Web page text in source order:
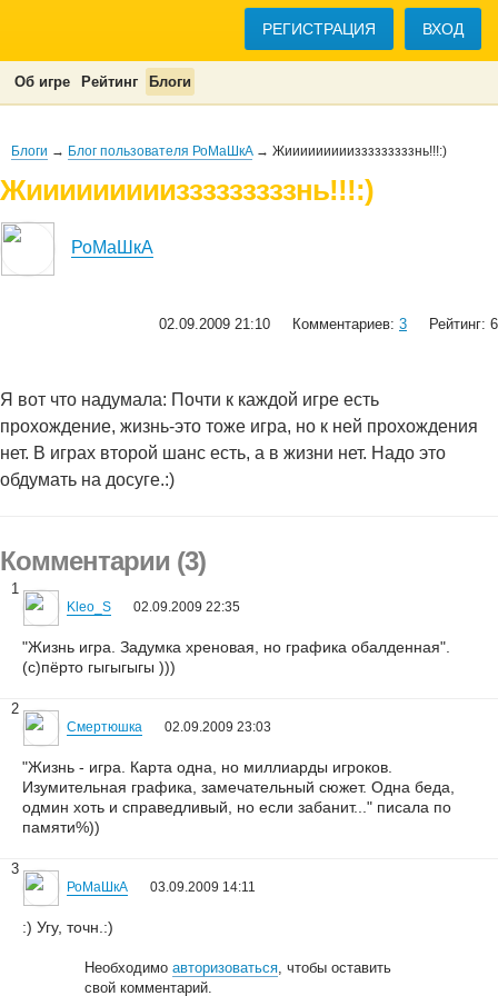
РЕГИСТРАЦИЯ ВХОД
Об игре Рейтинг Блоги
Блоги → Блог пользователя РоМаШкA→ Жииииииииизззззззззнь!!!:)
Жииииииииизззззззззнь!!!:)
РоМаШкA
02.09.2009 21:10 Комментариев: 3 Рейтинг: 6
Я вот что надумала: Почти к каждой игре есть
прохождение, жизнь-это тоже игра, но к ней прохождения
нет. В играх второй шанс есть, а в жизни нет. Надо это
обдумать на досуге.:)
Комментарии (3)
1
Kleo_S 02.09.2009 22:35
"Жизнь игра. Задумка хреновая, но графика обалденная".
(с)пёрто гыгыгыгы )))
2
Смертюшка 02.09.2009 23:03
"Жизнь - игра. Карта одна, но миллиарды игроков.
Изумительная графика, замечательный сюжет. Одна беда,
одмин хоть и справедливый, но если забанит..." писала по
памяти%))
3
РоМаШкA 03.09.2009 14:11
:) Угу, точн.:)
Необходимоавторизоваться, чтобы оставить
свой комментарий.